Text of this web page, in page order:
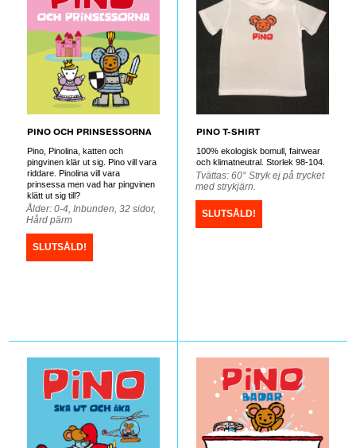
PINO OCH PRINSESSORNA
Pino, Pinolina, katten och
pingvinen klär ut sig. Pino vill vara
riddare. Pinolina vill vara
prinsessa men vad har pingvinen
klätt ut sig till?
Ålder: 0-4, Inbunden, 32 sidor,
Hård pärm
SLUTSÅLD!
PINO T-SHIRT
100% ekologisk bomull, fairwear
och klimatneutral. Storlek 98-104.
Tvättas: 60° Stryk ej på trycket
med strykjärn.
SLUTSÅLD!